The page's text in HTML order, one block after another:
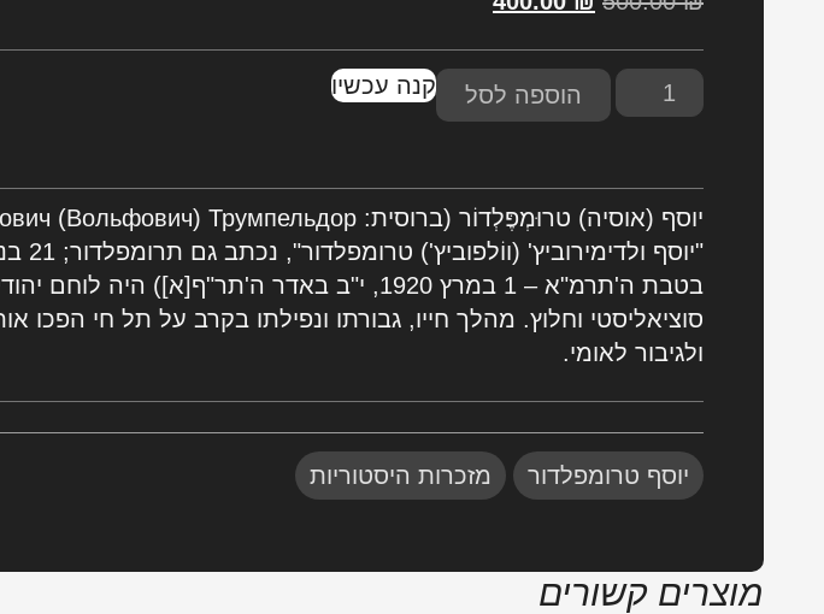
הוספה לסל קנה עכשיו
בטבת ה'תרמ"א ‏– 1 במרץ 1920, י"ב באדר ה'תר"ף[א]) היה לוחם
סוציאליסטי וחלוץ. מהלך חייו, גבורתו ונפילתו בקרב על תל חי הפכו
ולגיבור לאומי.
יוסף טרומפלדור מזכרות היסטוריות
מוצרים קשורים